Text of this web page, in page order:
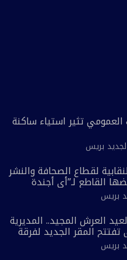
تثير استياء ساكنة
بريس
لقطاع الصحافة والنشر
القاطع لـ”أي أجندة
مقاس سياسي ومصلحي
بريس
بمناسبة الذكرى 27 لعيد العرش المجيد.. المديرية
تفتتح المقر الجديد لفرقة
بريس